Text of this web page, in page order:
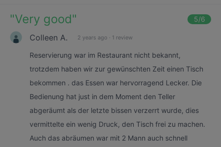
"Very good" 5/6
Colleen A. 2 years ago · 1 review
Reservierung war im Restaurant nicht bekannt,
trotzdem haben wir zur gewünschten Zeit einen Tisch
bekommen . das Essen war hervorragend Lecker. Die
Bedienung hat just in dem Moment den Teller
abgeräumt als der letzte bissen verzerrt wurde, dies
vermittelte ein wenig Druck, den Tisch frei zu machen.
Auch das abräumen war mit 2 Mann auch schnell